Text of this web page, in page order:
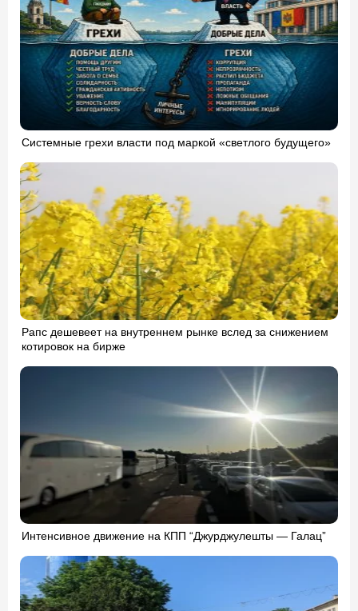
Системные грехи власти под маркой «светлого будущего»
Рапс дешевеет на внутреннем рынке вслед за снижением
котировок на бирже
Интенсивное движение на КПП “Джурджулешты — Галац”